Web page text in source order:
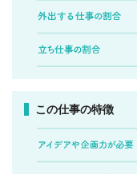
この仕事の特徴